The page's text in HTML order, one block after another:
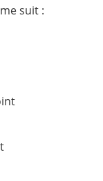
suit :